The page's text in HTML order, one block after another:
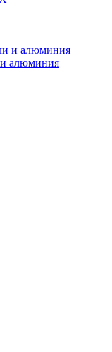
и алюминия